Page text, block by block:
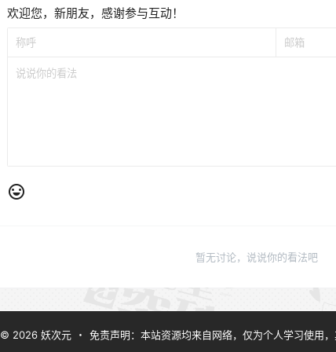
欢迎您，新朋友，感谢参与互动！
暂无讨论，说说你的看法吧
2026 妖次元 ・ 免责声明：本站资源均来自网络，仅为个人学习使用